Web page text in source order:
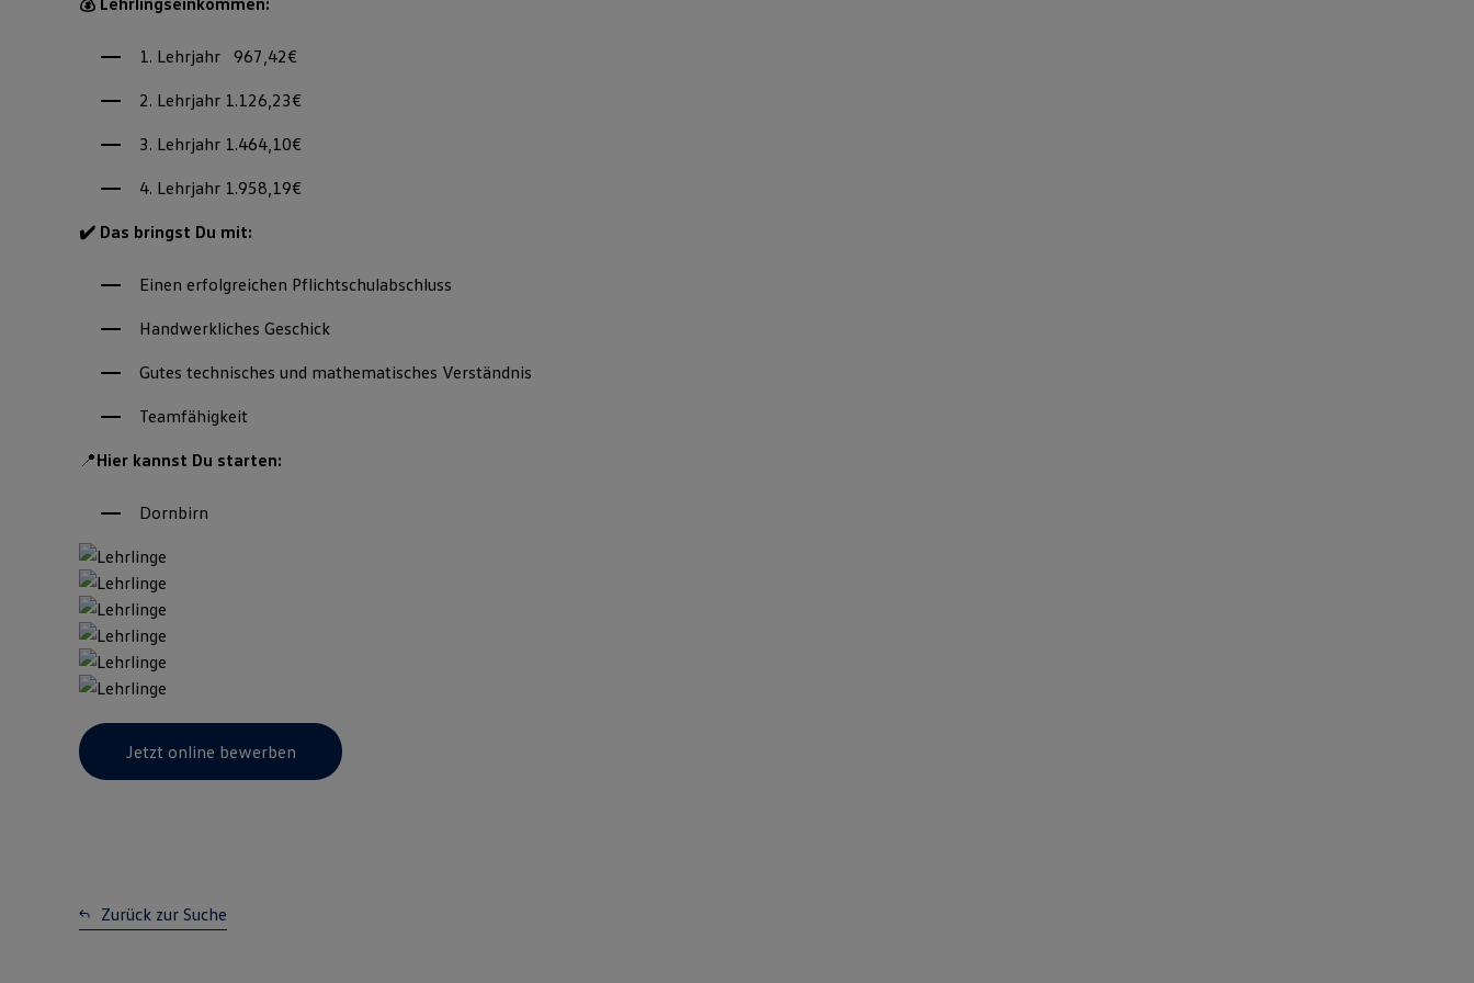
1. Lehrjahr 967,42€
2. Lehrjahr 1.126,23€
3. Lehrjahr 1.464,10€
4. Lehrjahr 1.958,19€
✔️ Das bringst Du mit:
Einen erfolgreichen Pflichtschulabschluss
Handwerkliches Geschick
Gutes technisches und mathematisches Verständnis
Teamfähigkeit
📍Hier kannst Du starten:
Dornbirn
Jetzt online bewerben
Zurück zur Suche